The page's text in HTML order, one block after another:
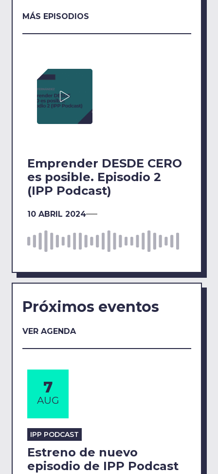
MÁS EPISODIOS
Emprender DESDE CERO
es posible. Episodio 2
(IPP Podcast)
10 ABRIL 2024
Próximos eventos
VER AGENDA
7
AUG
IPP PODCAST
Estreno de nuevo
episodio de IPP Podcast